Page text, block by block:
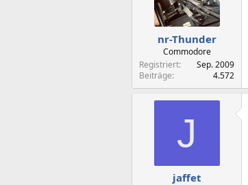
nr-Thunder
Commodore
Registriert
Sep. 2009
Beiträge
4.572
J
jaffet